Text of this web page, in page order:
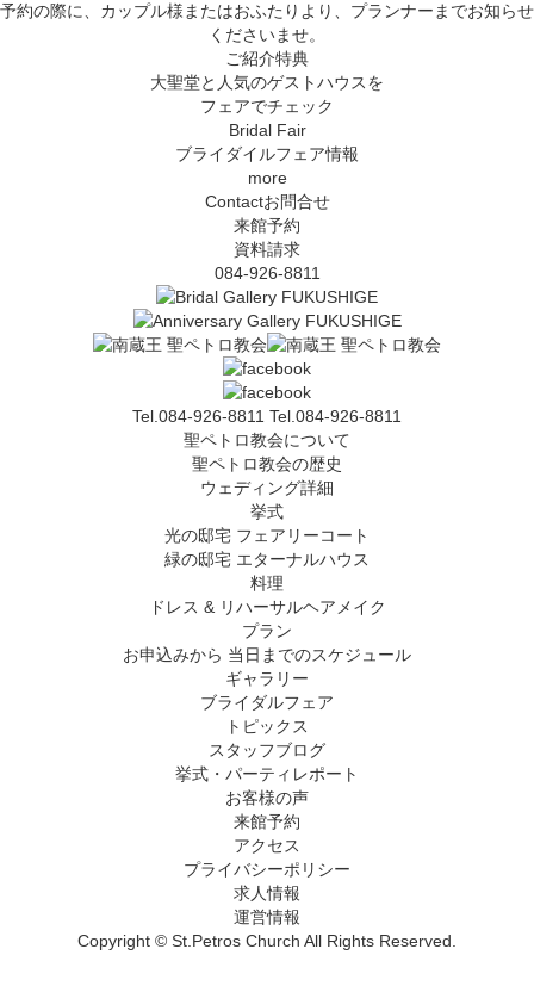
予約の際に、カップル様またはおふたりより、プランナーまでお知らせ
くださいませ。
ご紹介特典
大聖堂と人気のゲストハウスを
フェアでチェック
Bridal Fair
ブライダイルフェア情報
more
Contactお問合せ
来館予約
資料請求
084-926-8811
Tel.084-926-8811 Tel.084-926-8811
聖ペトロ教会について
聖ペトロ教会の歴史
ウェディング詳細
挙式
光の邸宅 フェアリーコート
緑の邸宅 エターナルハウス
料理
ドレス & リハーサルヘアメイク
プラン
お申込みから 当日までのスケジュール
ギャラリー
ブライダルフェア
トピックス
スタッフブログ
挙式・パーティレポート
お客様の声
来館予約
アクセス
プライバシーポリシー
求人情報
運営情報
Copyright © St.Petros Church All Rights Reserved.